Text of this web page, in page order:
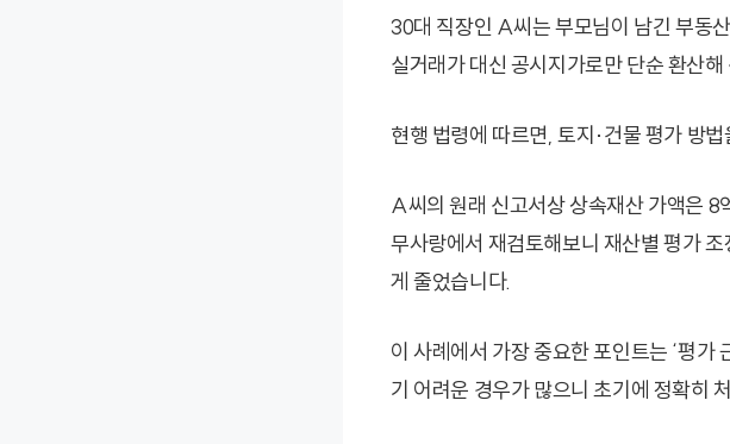
30대 직장인 A씨는 부모님이 남긴 부동
실거래가 대신 공시지가로만 단순 환산
현행 법령에 따르면, 토지·건물 평가 방
A씨의 원래 신고서상 상속재산 가액은 8
무사랑에서 재검토해보니 재산별 평가
게 줄었습니다.
이 사례에서 가장 중요한 포인트는 ‘평가
기 어려운 경우가 많으니 초기에 정확히